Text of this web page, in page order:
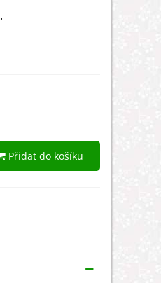
.
Přidat do košíku